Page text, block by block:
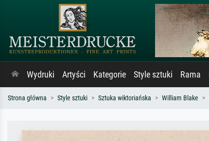
Wydruki Artyści Kategorie Style sztuki Rama
Strona główna Style sztuki Sztuka wiktoriańska William Blake